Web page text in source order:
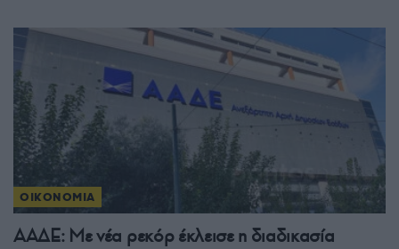
ΟΙΚΟΝΟΜΙΑ
ΑΑΔΕ: Με νέα ρεκόρ έκλεισε η διαδικασία